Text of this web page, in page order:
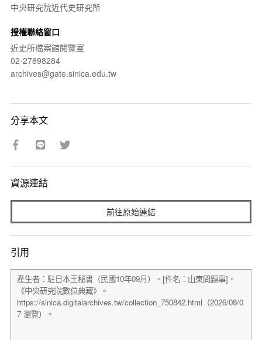
中央研究院近代史研究所
授權聯絡窗口
近史所檔案館閱覽室
02-27898284
archives@gate.sinica.edu.tw
分享本文
資源連結
前往原始連結
引用